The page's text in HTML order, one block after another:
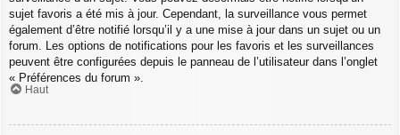
sujet favoris a été mis à jour. Cependant, la surveillance vous permet
également d’être notifié lorsqu’il y a une mise à jour dans un sujet ou un
forum. Les options de notifications pour les favoris et les surveillances
peuvent être configurées depuis le panneau de l’utilisateur dans l’onglet
« Préférences du forum ».
Haut